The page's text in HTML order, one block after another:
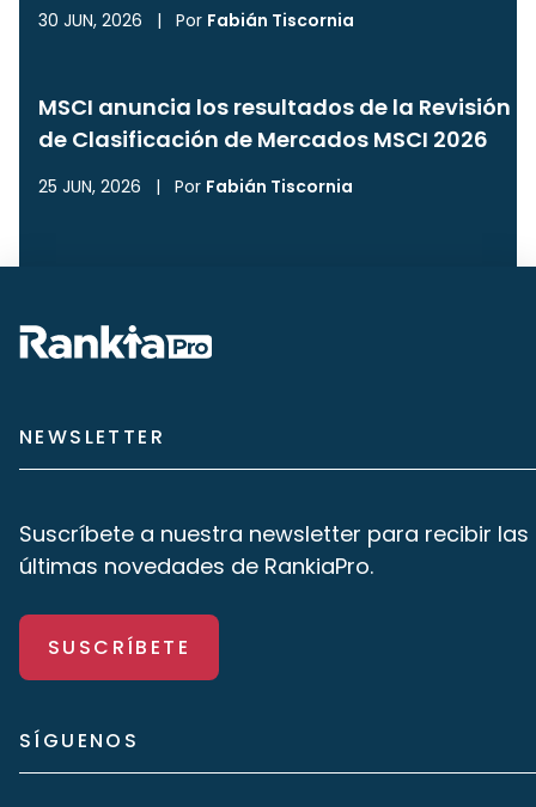
30 JUN, 2026 | Por Fabián Tiscornia
MSCI anuncia los resultados de la Revisión
de Clasificación de Mercados MSCI 2026
25 JUN, 2026 | Por Fabián Tiscornia
NEWSLETTER
Suscríbete a nuestra newsletter para recibir las
últimas novedades de RankiaPro.
SUSCRÍBETE
SÍGUENOS